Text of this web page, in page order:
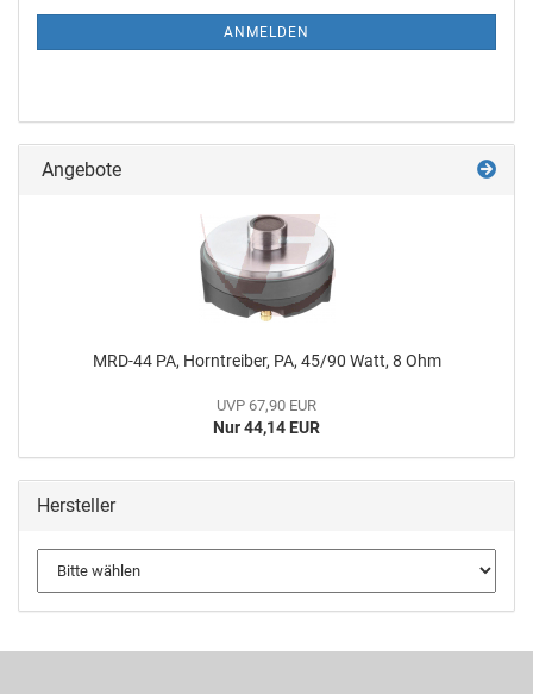
ANMELDEN
Angebote
MRD-44 PA, Horntreiber, PA, 45/90 Watt, 8 Ohm
UVP 67,90 EUR
Nur 44,14 EUR
Hersteller